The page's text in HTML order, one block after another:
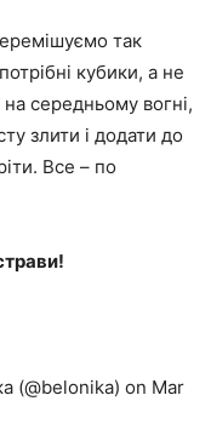
так
кубики, а не
середньому вогні,
злити і додати до
Все – по
(@belonika) on Mar